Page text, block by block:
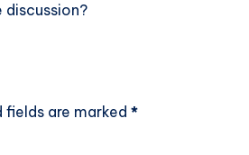
discussion?
fields are marked *